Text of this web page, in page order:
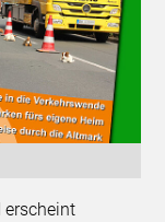
erscheint